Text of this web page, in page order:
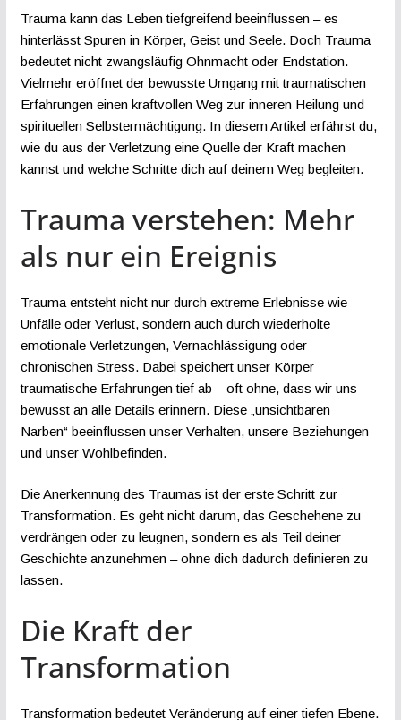
Trauma kann das Leben tiefgreifend beeinflussen – es
hinterlässt Spuren in Körper, Geist und Seele. Doch Trauma
bedeutet nicht zwangsläufig Ohnmacht oder Endstation.
Vielmehr eröffnet der bewusste Umgang mit traumatischen
Erfahrungen einen kraftvollen Weg zur inneren Heilung und
spirituellen Selbstermächtigung. In diesem Artikel erfährst du,
wie du aus der Verletzung eine Quelle der Kraft machen
kannst und welche Schritte dich auf deinem Weg begleiten.
Trauma verstehen: Mehr
als nur ein Ereignis
Trauma entsteht nicht nur durch extreme Erlebnisse wie
Unfälle oder Verlust, sondern auch durch wiederholte
emotionale Verletzungen, Vernachlässigung oder
chronischen Stress. Dabei speichert unser Körper
traumatische Erfahrungen tief ab – oft ohne, dass wir uns
bewusst an alle Details erinnern. Diese „unsichtbaren
Narben“ beeinflussen unser Verhalten, unsere Beziehungen
und unser Wohlbefinden.
Die Anerkennung des Traumas ist der erste Schritt zur
Transformation. Es geht nicht darum, das Geschehene zu
verdrängen oder zu leugnen, sondern es als Teil deiner
Geschichte anzunehmen – ohne dich dadurch definieren zu
lassen.
Die Kraft der
Transformation
Transformation bedeutet Veränderung auf einer tiefen Ebene.